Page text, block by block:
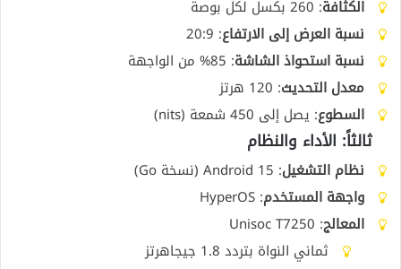
الكثافة: 260 بكسل لكل بوصة
نسبة العرض إلى الارتفاع: 20:9
نسبة استحواذ الشاشة: 85% من الواجهة
معدل التحديث: 120 هرتز
السطوع: يصل إلى 450 شمعة (nits)
ثالثاً: الأداء والنظام
نظام التشغيل: Android 15 (نسخة Go)
واجهة المستخدم: HyperOS
المعالج: Unisoc T7250
ثماني النواة بتردد 1.8 جيجاهرتز